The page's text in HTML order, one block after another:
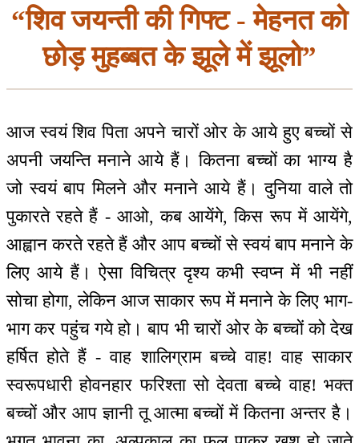
“शिव जयन्ती की गिफ्ट - मेहनत को
छोड़ मुहब्बत के झूले में झूलो”
आज स्वयं शिव पिता अपने चारों ओर के आये हुए बच्चों से
अपनी जयन्ति मनाने आये हैं। कितना बच्चों का भाग्य है
जो स्वयं बाप मिलने और मनाने आये हैं। दुनिया वाले तो
पुकारते रहते हैं - आओ, कब आयेंगे, किस रूप में आयेंगे,
आह्वान करते रहते हैं और आप बच्चों से स्वयं बाप मनाने के
लिए आये हैं। ऐसा विचित्र दृश्य कभी स्वप्न में भी नहीं
सोचा होगा, लेकिन आज साकार रूप में मनाने के लिए भाग-
भाग कर पहुंच गये हो। बाप भी चारों ओर के बच्चों को देख
हर्षित होते हैं - वाह शालिग्राम बच्चे वाह! वाह साकार
स्वरूपधारी होवनहार फरिश्ता सो देवता बच्चे वाह! भक्त
बच्चों और आप ज्ञानी तू आत्मा बच्चों में कितना अन्तर है।